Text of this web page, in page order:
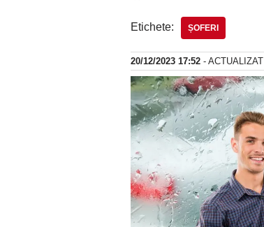
Etichete: ȘOFERI
20/12/2023 17:52 - ACTUALIZAT